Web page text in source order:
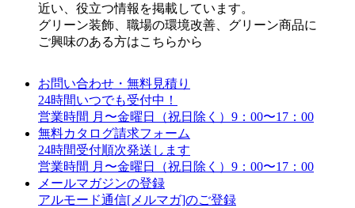
近い、役立つ情報を掲載しています。
グリーン装飾、職場の環境改善、グリーン商品に
ご興味のある方はこちらから
お問い合わせ・無料見積り
24時間いつでも受付中！
営業時間 月〜金曜日（祝日除く）9：00〜17：00
無料カタログ請求フォーム
24時間受付順次発送します
営業時間 月〜金曜日（祝日除く）9：00〜17：00
メールマガジンの登録
アルモード通信[メルマガ]のご登録